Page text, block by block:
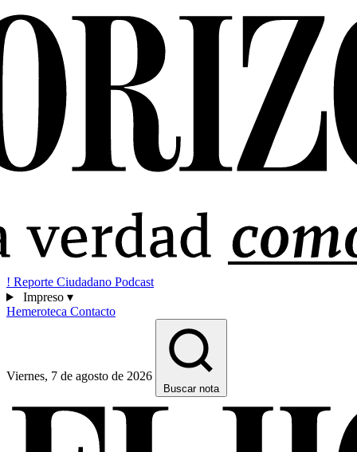
! Reporte Ciudadano Podcast
Impreso ▾
Hemeroteca Contacto
Viernes, 7 de agosto de 2026
Buscar nota